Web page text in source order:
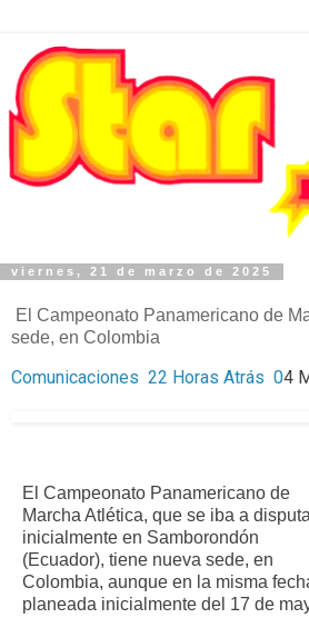
viernes, 21 de marzo de 2025
El Campeonato Panamericano de
sede, en Colombia
Comunicaciones 22 Horas Atrás 04
El Campeonato Panamericano de
Marcha Atlética, que se iba a
inicialmente en Samborondón
(Ecuador), tiene nueva sede, en
Colombia, aunque en la misma
planeada inicialmente del 17 de